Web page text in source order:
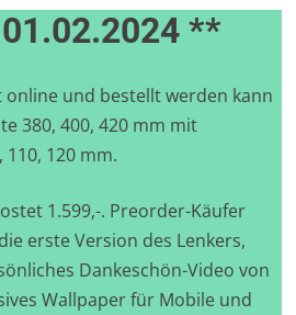
**
und bestellt werden kann
380, 400, 420 mm mit
120 mm.
1.599,-. Preorder-Käufer
erste Version des Lenkers,
Dankeschön-Video von
Wallpaper für Mobile und